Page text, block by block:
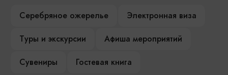
Серебряное ожерелье
Электронная виза
Туры и экскурсии
Афиша мероприятий
Сувениры
Гостевая книга